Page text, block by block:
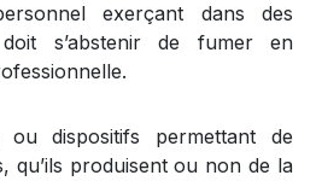
exerçant dans des
s’abstenir de fumer en
dispositifs permettant de
qu’ils produisent ou non de la